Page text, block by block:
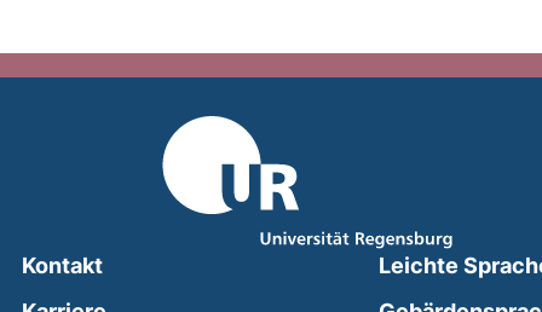
Kontakt
Leichte